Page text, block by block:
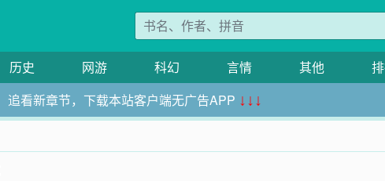
历史 网游 科幻 言情 其他
追看新章节，下载本站客户端无广告APP ↓↓↓